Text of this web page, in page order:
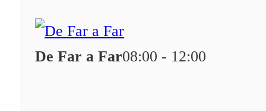
Fes-te'n soci!
De Far a Far08:00 - 12:00